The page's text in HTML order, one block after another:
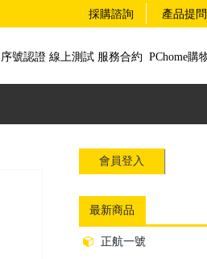
採購諮詢 產品提問
序號認證 線上測試 服務合約 PChome購
會員登入
最新商品
正航一號